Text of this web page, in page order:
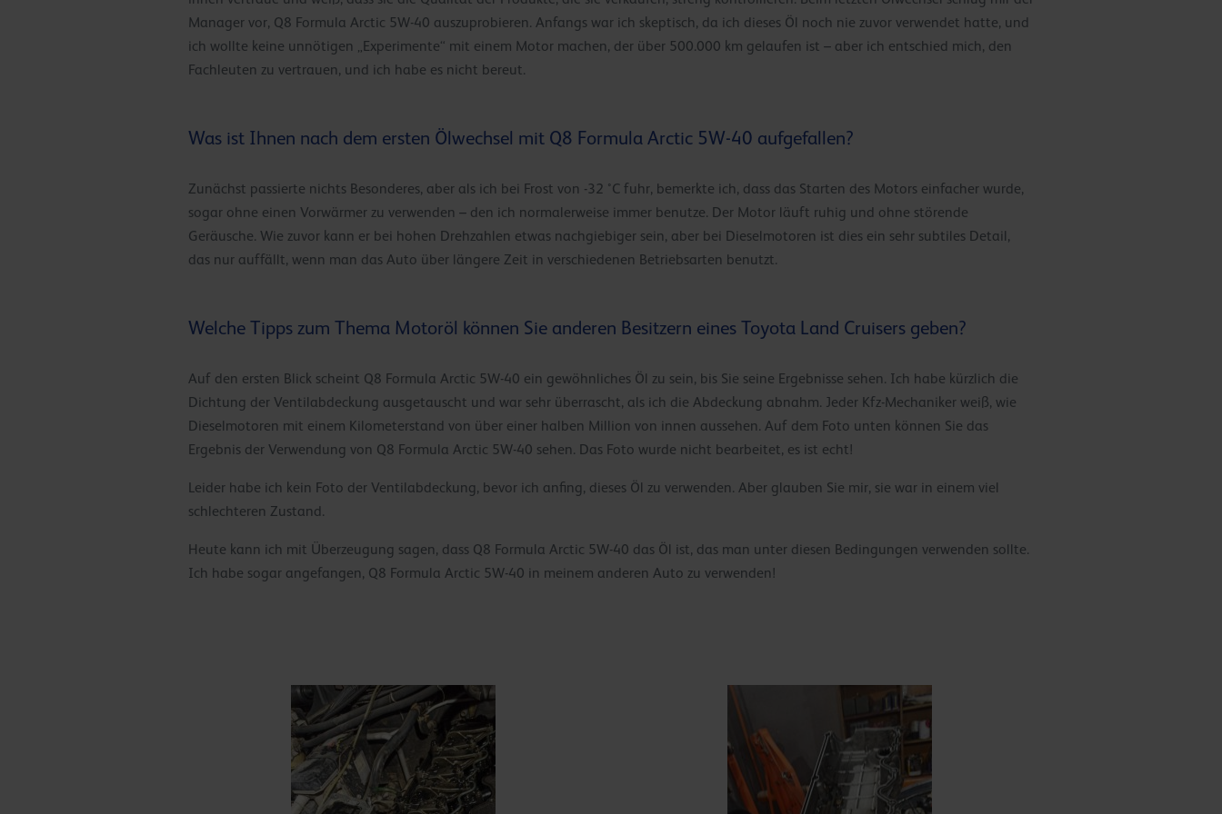
Manager vor, Q8 Formula Arctic 5W-40 auszuprobieren. Anfangs war ich skeptisch, da ich dieses Öl noch nie zuvor verwendet hatte, und
ich wollte keine unnötigen „Experimente“ mit einem Motor machen, der über 500.000 km gelaufen ist – aber ich entschied mich, den
Fachleuten zu vertrauen, und ich habe es nicht bereut.
Was ist Ihnen nach dem ersten Ölwechsel mit Q8 Formula Arctic 5W-40 aufgefallen?
Zunächst passierte nichts Besonderes, aber als ich bei Frost von -32 °C fuhr, bemerkte ich, dass das Starten des Motors einfacher wurde,
sogar ohne einen Vorwärmer zu verwenden – den ich normalerweise immer benutze. Der Motor läuft ruhig und ohne störende
Geräusche. Wie zuvor kann er bei hohen Drehzahlen etwas nachgiebiger sein, aber bei Dieselmotoren ist dies ein sehr subtiles Detail,
das nur auffällt, wenn man das Auto über längere Zeit in verschiedenen Betriebsarten benutzt.
Welche Tipps zum Thema Motoröl können Sie anderen Besitzern eines Toyota Land Cruisers geben?
Auf den ersten Blick scheint Q8 Formula Arctic 5W-40 ein gewöhnliches Öl zu sein, bis Sie seine Ergebnisse sehen. Ich habe kürzlich die
Dichtung der Ventilabdeckung ausgetauscht und war sehr überrascht, als ich die Abdeckung abnahm. Jeder Kfz-Mechaniker weiß, wie
Dieselmotoren mit einem Kilometerstand von über einer halben Million von innen aussehen. Auf dem Foto unten können Sie das
Ergebnis der Verwendung von Q8 Formula Arctic 5W-40 sehen. Das Foto wurde nicht bearbeitet, es ist echt!
Leider habe ich kein Foto der Ventilabdeckung, bevor ich anfing, dieses Öl zu verwenden. Aber glauben Sie mir, sie war in einem viel
schlechteren Zustand.
Heute kann ich mit Überzeugung sagen, dass Q8 Formula Arctic 5W-40 das Öl ist, das man unter diesen Bedingungen verwenden sollte.
Ich habe sogar angefangen, Q8 Formula Arctic 5W-40 in meinem anderen Auto zu verwenden!